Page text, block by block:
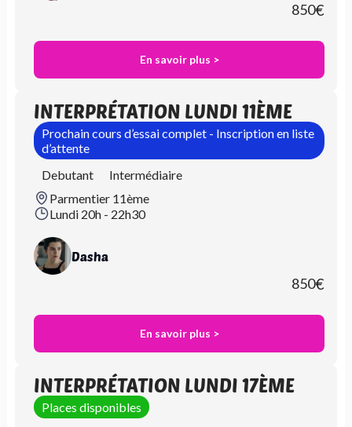
850€
En savoir plus >
INTERPRÉTATION LUNDI 11ÈME
Prochain cours d’essai complet - Inscription en liste
d’attente
Debutant
Intermédiaire
Parmentier 11ème
Lundi 20h - 22h30
Dasha
850€
En savoir plus >
INTERPRÉTATION LUNDI 17ÈME
Places disponibles